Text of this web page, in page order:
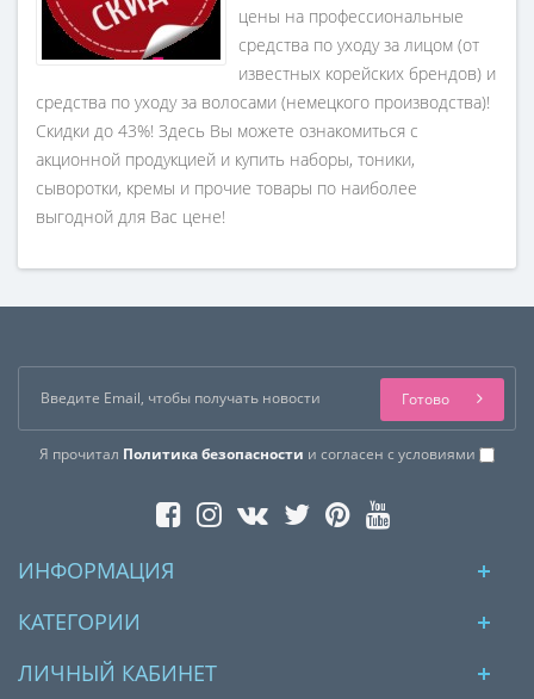
цены на профессиональные
средства по уходу за лицом (от
известных корейских брендов) и
средства по уходу за волосами (немецкого производства)!
Скидки до 43%! Здесь Вы можете ознакомиться с
акционной продукцией и купить наборы, тоники,
сыворотки, кремы и прочие товары по наиболее
выгодной для Вас цене!
Я прочитал Политика безопасности и согласен с условиями
Готово
ИНФОРМАЦИЯ
КАТЕГОРИИ
ЛИЧНЫЙ КАБИНЕТ